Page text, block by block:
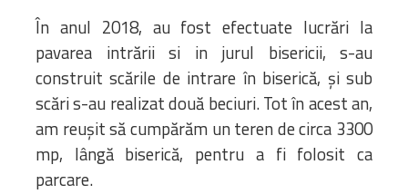
În anul 2018, au fost efectuate lucrări la
pavarea intrării si in jurul bisericii, s-au
construit scările de intrare în biserică, și sub
scări s-au realizat două beciuri. Tot în acest an,
am reușit să cumpărăm un teren de circa 3300
mp, lângă biserică, pentru a fi folosit ca
parcare.